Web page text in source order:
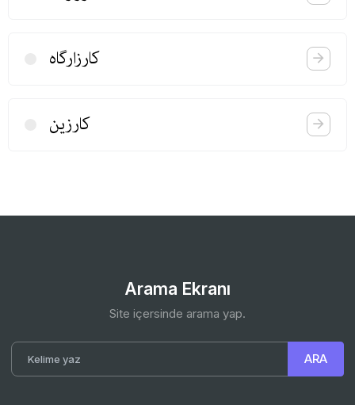
كارزارگاه
كارزین
Arama Ekranı
Site içersinde arama yap.